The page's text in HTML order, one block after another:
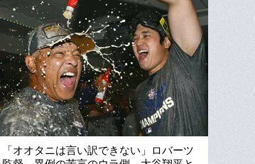
「オオタニは言い訳できない」ロバーツ